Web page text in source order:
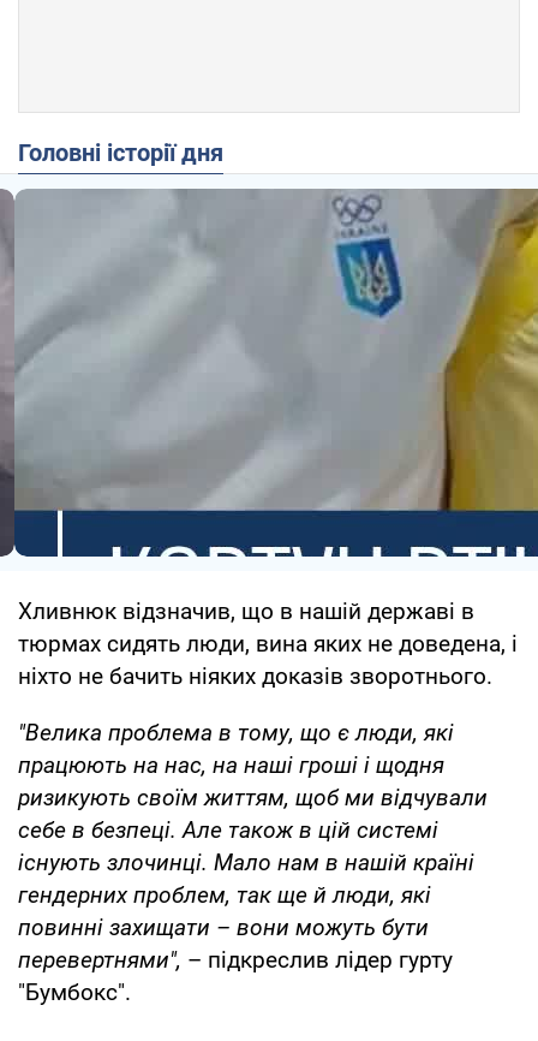
Головні історії дня
Хливнюк відзначив, що в нашій державі в
тюрмах сидять люди, вина яких не доведена, і
ніхто не бачить ніяких доказів зворотнього.
"Велика проблема в тому, що є люди, які
працюють на нас, на наші гроші і щодня
ризикують своїм життям, щоб ми відчували
себе в безпеці. Але також в цій системі
існують злочинці. Мало нам в нашій країні
гендерних проблем, так ще й люди, які
повинні захищати – вони можуть бути
перевертнями", – підкреслив лідер гурту
"Бумбокс".